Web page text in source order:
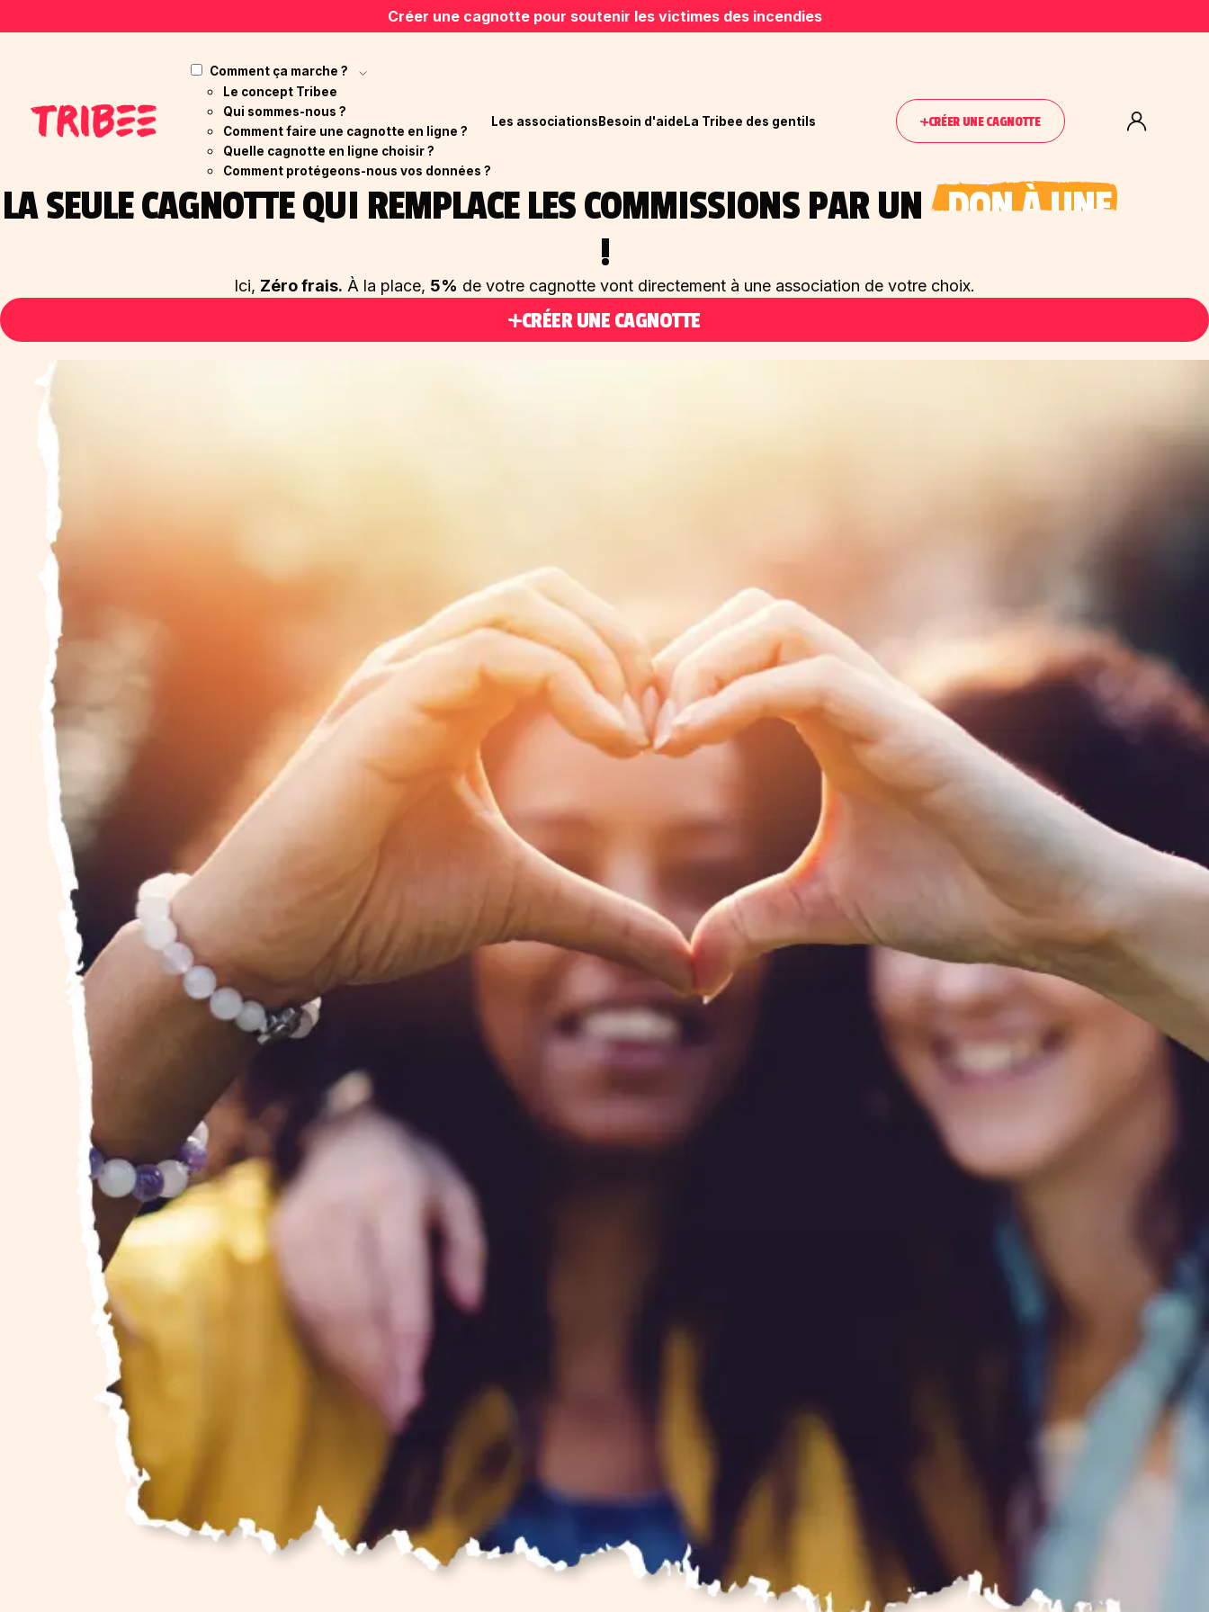
Créer une cagnotte pour soutenir les victimes des incendies
Comment ça marche ?
Le concept Tribee
Qui sommes-nous ?
Comment faire une cagnotte en ligne ?
Quelle cagnotte en ligne choisir ?
Comment protégeons-nous vos données ?
Les associationsBesoin d'aideLa Tribee des gentils CRÉER UNE CAGNOTTE
LA SEULE CAGNOTTE QUI REMPLACE LES COMMISSIONS PAR UN DON À UNE ASSO
!
Ici, Zéro frais. À la place, 5% de votre cagnotte vont directement à une association de votre choix.
CRÉER UNE CAGNOTTE